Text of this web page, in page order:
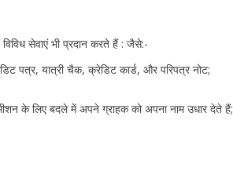
सेवाएं भी प्रदान करते हैं : जैसे:-
पत्र, यात्री चैक, क्रेडिट कार्ड, और परिपत्र नोट;
के लिए बदले में अपने ग्राहक को अपना नाम उधार देते हैं;